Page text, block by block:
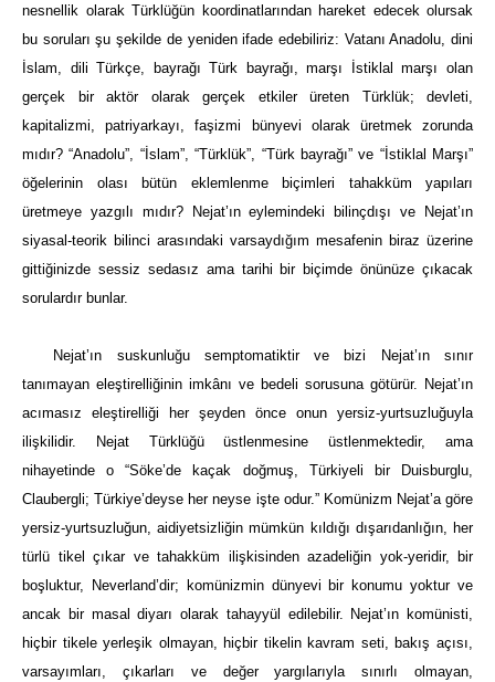
nesnellik olarak Türklüğün koordinatlarından hareket edecek olursak
bu soruları şu şekilde de yeniden ifade edebiliriz: Vatanı Anadolu, dini
İslam, dili Türkçe, bayrağı Türk bayrağı, marşı İstiklal marşı olan
gerçek bir aktör olarak gerçek etkiler üreten Türklük; devleti,
kapitalizmi, patriyarkayı, faşizmi bünyevi olarak üretmek zorunda
mıdır? “Anadolu”, “İslam”, “Türklük”, “Türk bayrağı” ve “İstiklal Marşı”
öğelerinin olası bütün eklemlenme biçimleri tahakküm yapıları
üretmeye yazgılı mıdır? Nejat’ın eylemindeki bilinçdışı ve Nejat’ın
siyasal-teorik bilinci arasındaki varsaydığım mesafenin biraz üzerine
gittiğinizde sessiz sedasız ama tarihi bir biçimde önünüze çıkacak
sorulardır bunlar.
Nejat’ın suskunluğu semptomatiktir ve bizi Nejat’ın sınır
tanımayan eleştirelliğinin imkânı ve bedeli sorusuna götürür. Nejat’ın
acımasız eleştirelliği her şeyden önce onun yersiz-yurtsuzluğuyla
ilişkilidir. Nejat Türklüğü üstlenmesine üstlenmektedir, ama
nihayetinde o “Söke’de kaçak doğmuş, Türkiyeli bir Duisburglu,
Claubergli; Türkiye’deyse her neyse işte odur.”Komünizm Nejat’a göre
yersiz-yurtsuzluğun, aidiyetsizliğin mümkün kıldığı dışarıdanlığın, her
türlü tikel çıkar ve tahakküm ilişkisinden azadeliğin yok-yeridir, bir
boşluktur, Neverland’dir; komünizmin dünyevi bir konumu yoktur ve
ancak bir masal diyarı olarak tahayyül edilebilir. Nejat’ın komünisti,
hiçbir tikele yerleşik olmayan, hiçbir tikelin kavram seti, bakış açısı,
varsayımları, çıkarları ve değer yargılarıyla sınırlı olmayan,